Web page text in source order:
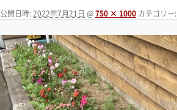
公開日時: 2022年7月21日 @ 750 × 1000 カテゴリー: